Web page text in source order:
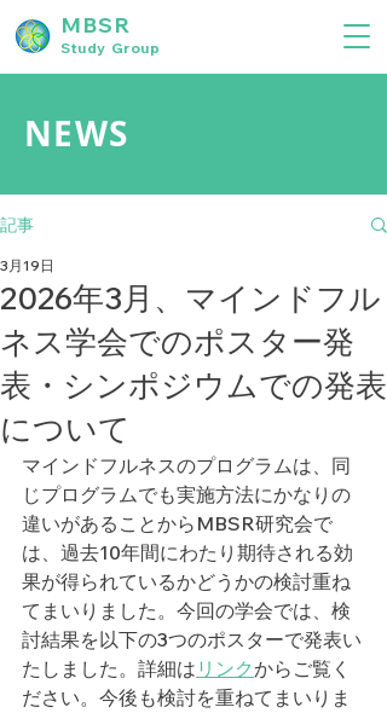
Study Group
MBSR
NEWS
記事
2026年3月、マインドフル
ネス学会でのポスター発
表・シンポジウムでの発表
について
3月19日
マインドフルネスのプログラムは、同
じプログラムでも実施方法にかなりの
違いがあることからMBSR研究会で
は、過去10年間にわたり期待される効
果が得られているかどうかの検討重ね
てまいりました。今回の学会では、検
討結果を以下の3つのポスターで発表い
たしました。詳細は リンクからご覧く
ださい。今後も検討を重ねてまいりま